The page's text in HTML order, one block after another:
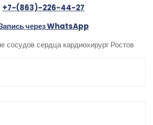
+7-(863)-226-44-27
через WhatsApp
сосудов сердца кардиохирург Ростов